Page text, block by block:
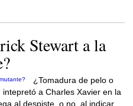
Stewart a la
¿Tomadura de pelo o
a Charles Xavier en la
al despiste, o no, al indicar